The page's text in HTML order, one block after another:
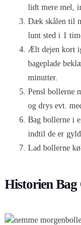
lidt mere mel,
Dæk skålen til
lunt sted i 1
Ælt dejen kort
bageplade
minutter.
Pensl bollerne
og drys evt.
Bag bollerne i
indtil de er
Lad bollerne
Historien